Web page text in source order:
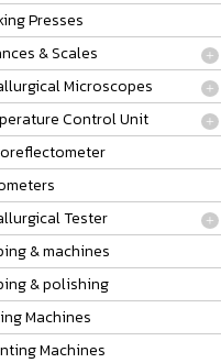
Presses
& Scales
Microscopes
Control Unit
Tester
& machines
& polishing
Machines
Machines